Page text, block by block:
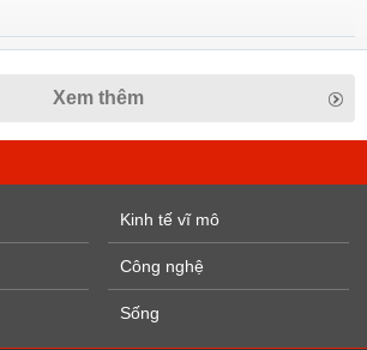
Xem thêm
Kinh tế vĩ mô
Công nghệ
Sống